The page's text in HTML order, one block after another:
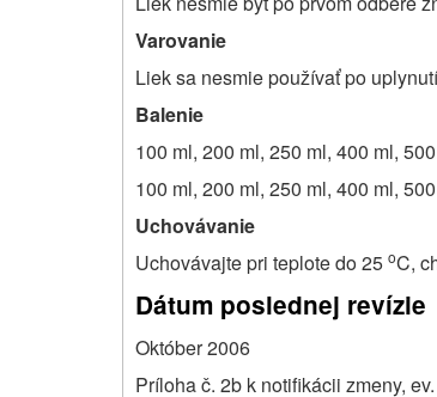
Varovanie
Liek sa nesmie používať po
Balenie
100 ml, 200 ml, 250 ml, 400 ml,
100 ml, 200 ml, 250 ml, 400 ml,
Uchovávanie
Uchovávajte pri teplote do 25 oC,
Dátum poslednej revízie
Október 2006
Príloha č. 2b k notifikácii zmeny,